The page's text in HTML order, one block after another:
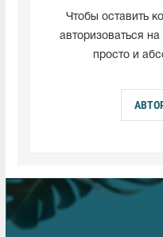
Чтобы оставить
авторизоваться
просто и